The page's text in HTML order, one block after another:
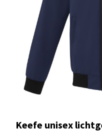
Keefe unisex